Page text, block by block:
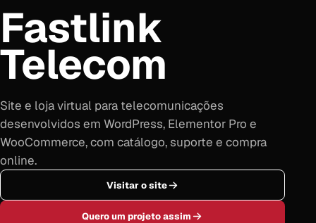
Fastlink
Telecom
Site e loja virtual para telecomunicações
desenvolvidos em WordPress, Elementor Pro e
WooCommerce, com catálogo, suporte e compra
online.
Visitar o site
Quero um projeto assim